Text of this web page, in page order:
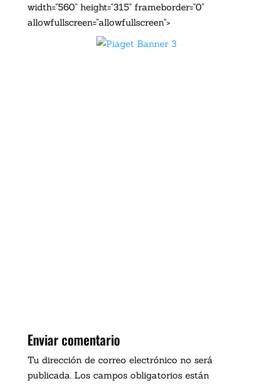
width="560" height="315" frameborder="0"
allowfullscreen="allowfullscreen">
Enviar comentario
Tu dirección de correo electrónico no será
publicada. Los campos obligatorios están